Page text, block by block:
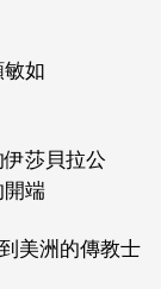
如
莎貝拉公
開端
美洲的傳教士